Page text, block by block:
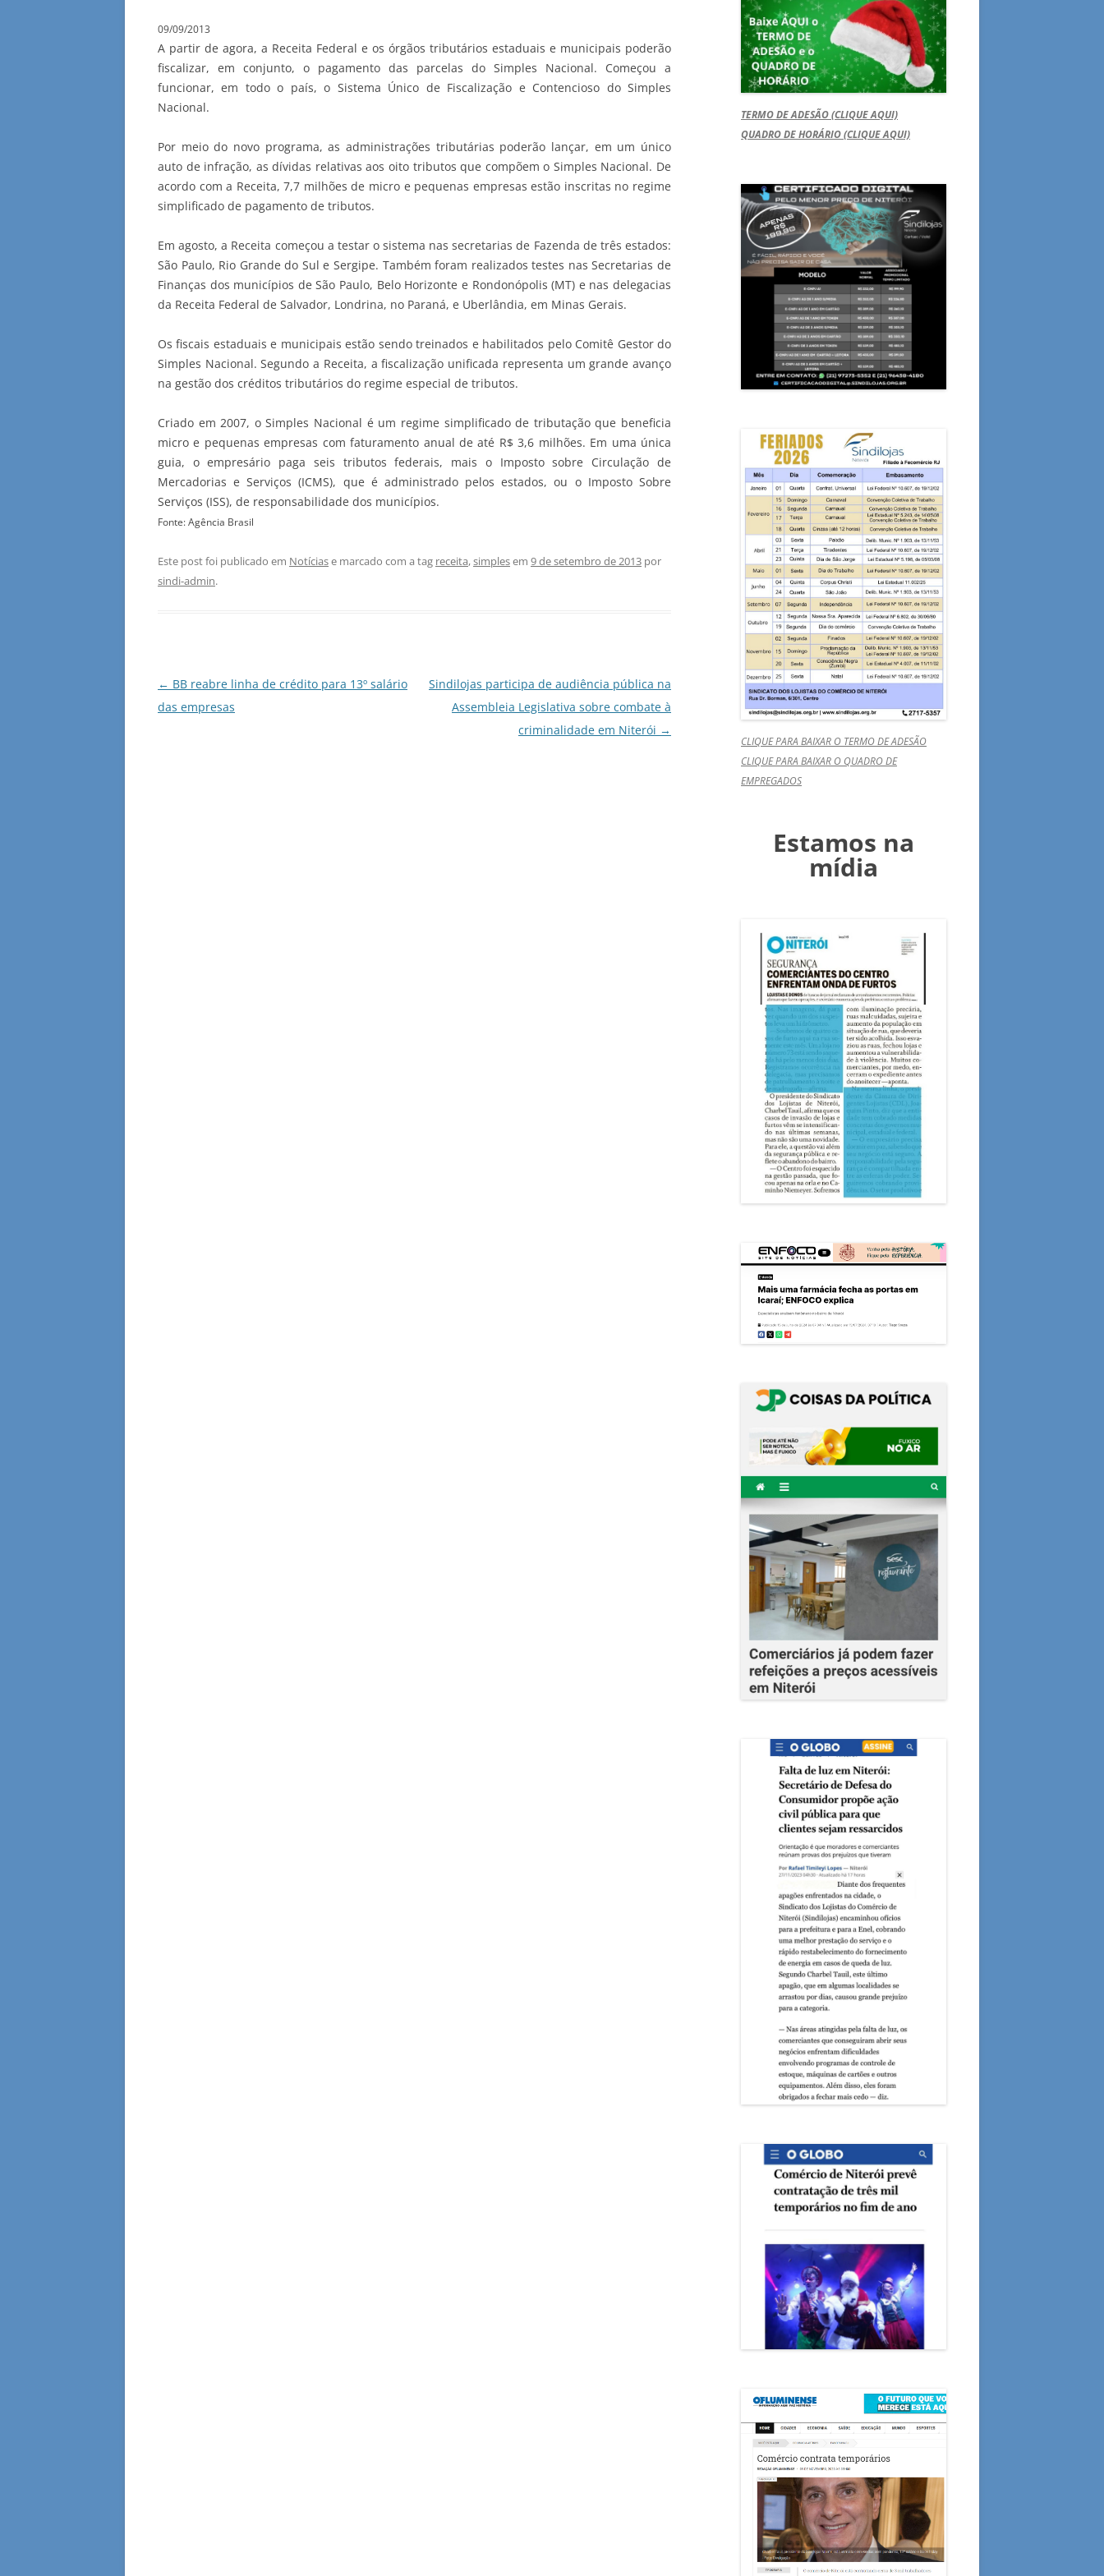
09/09/2013
A partir de agora, a Receita Federal e os órgãos tributários estaduais e municipais poderão
fiscalizar, em conjunto, o pagamento das parcelas do Simples Nacional. Começou a
funcionar, em todo o país, o Sistema Único de Fiscalização e Contencioso do Simples
Nacional.
Por meio do novo programa, as administrações tributárias poderão lançar, em um único
auto de infração, as dívidas relativas aos oito tributos que compõem o Simples Nacional. De
acordo com a Receita, 7,7 milhões de micro e pequenas empresas estão inscritas no regime
simplificado de pagamento de tributos.
Em agosto, a Receita começou a testar o sistema nas secretarias de Fazenda de três estados:
São Paulo, Rio Grande do Sul e Sergipe. Também foram realizados testes nas Secretarias de
Finanças dos municípios de São Paulo, Belo Horizonte e Rondonópolis (MT) e nas delegacias
da Receita Federal de Salvador, Londrina, no Paraná, e Uberlândia, em Minas Gerais.
Os fiscais estaduais e municipais estão sendo treinados e habilitados pelo Comitê Gestor do
Simples Nacional. Segundo a Receita, a fiscalização unificada representa um grande avanço
na gestão dos créditos tributários do regime especial de tributos.
Criado em 2007, o Simples Nacional é um regime simplificado de tributação que beneficia
micro e pequenas empresas com faturamento anual de até R$ 3,6 milhões. Em uma única
guia, o empresário paga seis tributos federais, mais o Imposto sobre Circulação de
Mercadorias e Serviços (ICMS), que é administrado pelos estados, ou o Imposto Sobre
Serviços (ISS), de responsabilidade dos municípios.
Fonte: Agência Brasil
Este post foi publicado em Notíciase marcado com a tag receita,simplesem 9 de setembro de 2013 por
sindi-admin.
Navegação
de
← BB reabre linha de crédito para 13º salário
das empresas
Sindilojas participa de audiência pública na
Assembleia Legislativa sobre combate à
criminalidade em Niterói →
TERMO DE ADESÃO (CLIQUE AQUI)
QUADRO DE HORÁRIO (CLIQUE AQUI)
CLIQUE PARA BAIXAR O TERMO DE ADESÃO
CLIQUE PARA BAIXAR O QUADRO DE
EMPREGADOS
Estamos na
mídia